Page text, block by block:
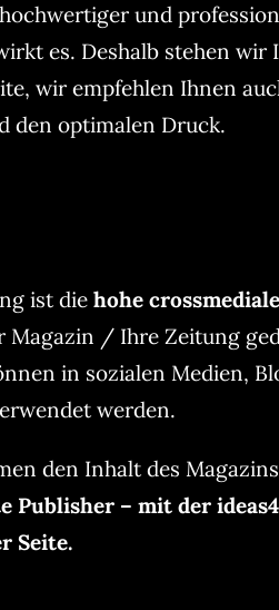
und
es. Deshalb stehen wir
wir empfehlen Ihnen
den optimalen Druck.
ist die hohe crossmediale
Magazin / Ihre Zeitung
in sozialen Medien,
werden.
den Inhalt des Magazins
Publisher – mit der
Seite.